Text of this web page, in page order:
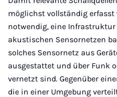
möglichst vollständig erfasst
notwendig, eine
akustischen Sensornetzen
solches Sensornetz aus
ausgestattet und über Funk
vernetzt sind. Gegenüber
die in einer Umgebung